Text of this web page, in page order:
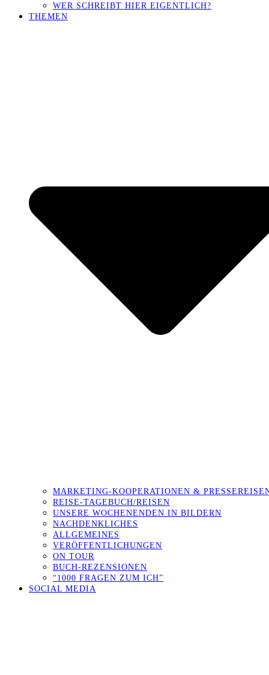
WER SCHREIBT HIER EIGENTLICH?
THEMEN
MARKETING-KOOPERATIONEN &
REISE-TAGEBUCH/REISEN
UNSERE WOCHENENDEN IN BILDERN
NACHDENKLICHES
ALLGEMEINES
VERÖFFENTLICHUNGEN
ON TOUR
BUCH-REZENSIONEN
“1000 FRAGEN ZUM ICH”
SOCIAL MEDIA